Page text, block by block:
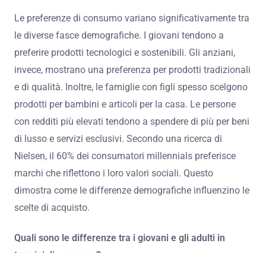
Le preferenze di consumo variano significativamente tra
le diverse fasce demografiche. I giovani tendono a
preferire prodotti tecnologici e sostenibili. Gli anziani,
invece, mostrano una preferenza per prodotti tradizionali
e di qualità. Inoltre, le famiglie con figli spesso scelgono
prodotti per bambini e articoli per la casa. Le persone
con redditi più elevati tendono a spendere di più per beni
di lusso e servizi esclusivi. Secondo una ricerca di
Nielsen, il 60% dei consumatori millennials preferisce
marchi che riflettono i loro valori sociali. Questo
dimostra come le differenze demografiche influenzino le
scelte di acquisto.
Quali sono le differenze tra i giovani e gli adulti in